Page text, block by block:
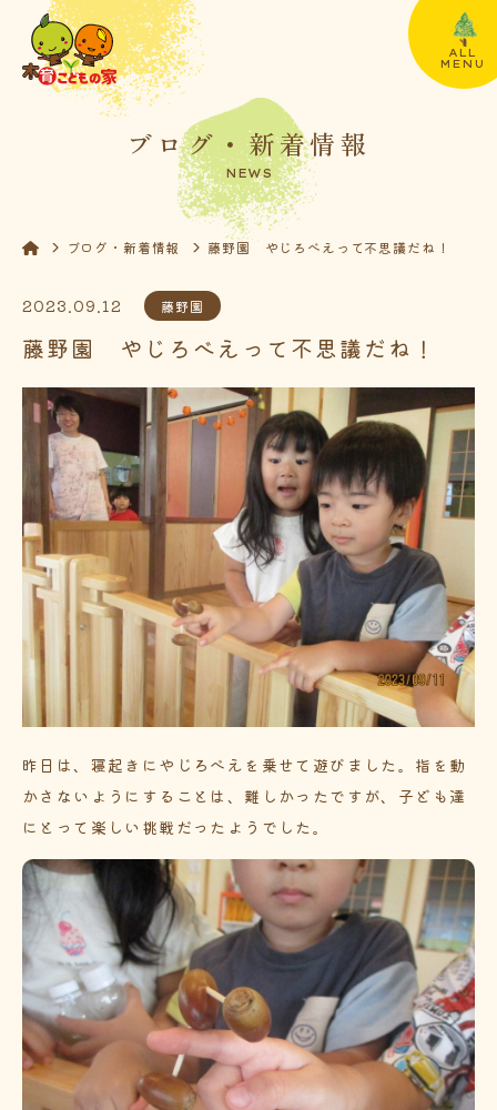
ALL
MENU
ブログ・新着情報
NEWS
ブログ・新着情報 藤野園 やじろべえって不思議だね！
2023.09.12 藤野園
藤野園 やじろべえって不思議だね！
昨日は、寝起きにやじろべえを乗せて遊びました。指を動
かさないようにすることは、難しかったですが、子ども達
にとって楽しい挑戦だったようでした。